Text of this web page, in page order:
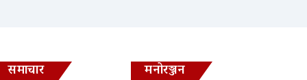
समाचार मनोरञ्जन